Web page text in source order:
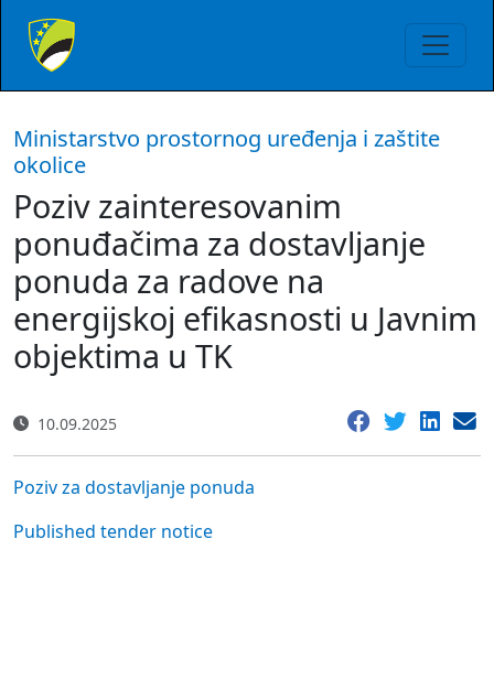
Ministarstvo prostornog uređenja i zaštite
okolice
Poziv zainteresovanim
ponuđačima za dostavljanje
ponuda za radove na
energijskoj efikasnosti u Javnim
objektima u TK
10.09.2025
Poziv za dostavljanje ponuda
Published tender notice